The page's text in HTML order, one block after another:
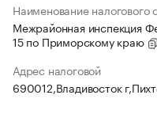
Наименование налогового
Межрайонная инспекция
15 по Приморскому краю
Адрес налоговой
690012,Владивосток